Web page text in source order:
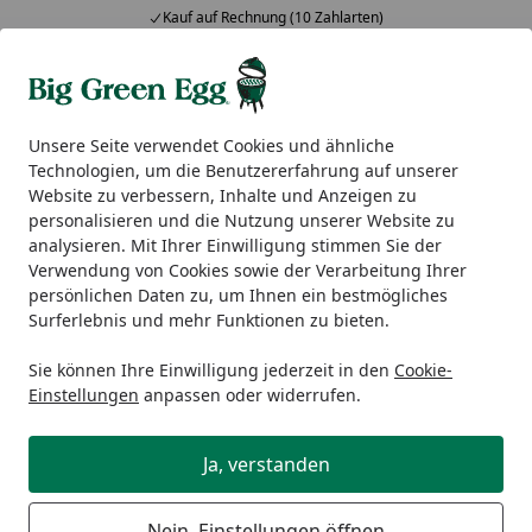
Unsere Seite verwendet Cookies und ähnliche
Technologien, um die Benutzererfahrung auf unserer
Website zu verbessern, Inhalte und Anzeigen zu
personalisieren und die Nutzung unserer Website zu
analysieren. Mit Ihrer Einwilligung stimmen Sie der
Verwendung von Cookies sowie der Verarbeitung Ihrer
persönlichen Daten zu, um Ihnen ein bestmögliches
Surferlebnis und mehr Funktionen zu bieten.
Sie können Ihre Einwilligung jederzeit in den Cookie-
Einstellungen anpassen oder widerrufen.
Ja, verstanden
Kauf auf Rechnung (10 Zahlarten)
Alle Produkte
Mein Konto
Suchen
Startseite
Big Green Egg Zubehör Kohle & Räucherholz
Big Green Egg Holzchips Apple